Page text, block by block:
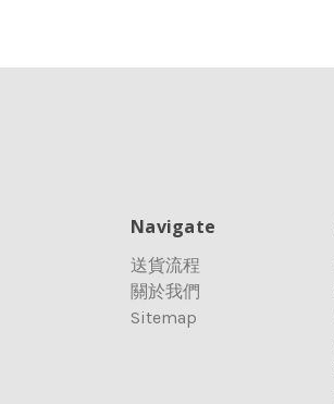
Navigate
送貨流程
關於我們
Sitemap